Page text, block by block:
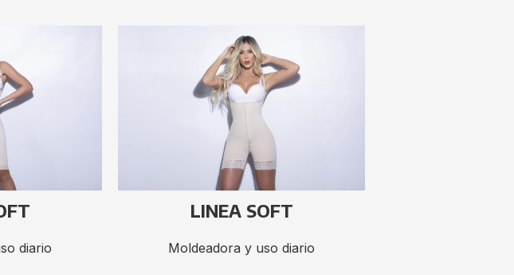
diario
LINEA SOFT
Moldeadora y uso diario